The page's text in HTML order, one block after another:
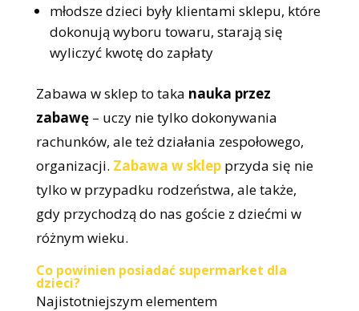
młodsze dzieci były klientami sklepu, które
dokonują wyboru towaru, starają się
wyliczyć kwotę do zapłaty
Zabawa w sklep to taka nauka przez
zabawę– uczy nie tylko dokonywania
rachunków, ale też działania zespołowego,
organizacji. Zabawa w sklep przyda się nie
tylko w przypadku rodzeństwa, ale także,
gdy przychodzą do nas goście z dziećmi w
różnym wieku.
Co powinien posiadać supermarket dla
dzieci?
Najistotniejszym elementem